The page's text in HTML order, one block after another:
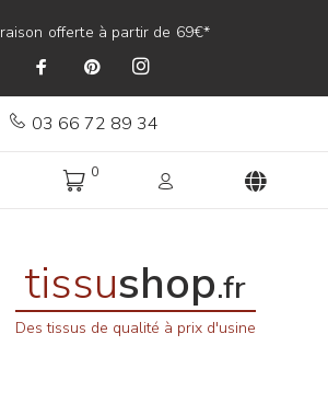
offerte à partir de 69€*
03 66 72 89 34
0
tissushop.fr
Des tissus de qualité à prix d'usine